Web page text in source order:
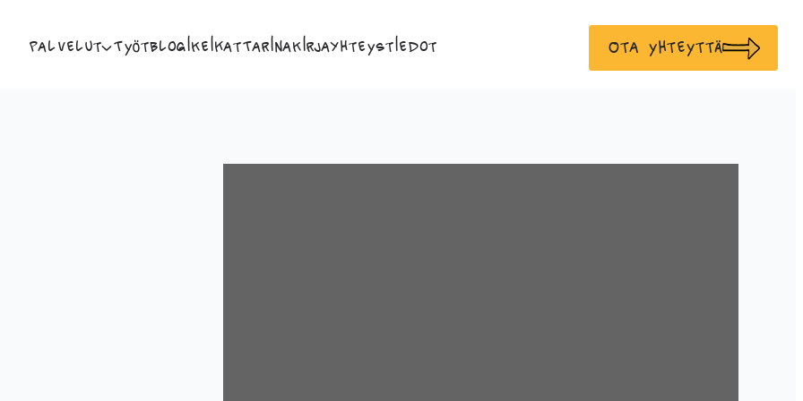
Palvelut TyötBlogiKeikatTarinaKirjaYhteystiedot Ota yhteyttä